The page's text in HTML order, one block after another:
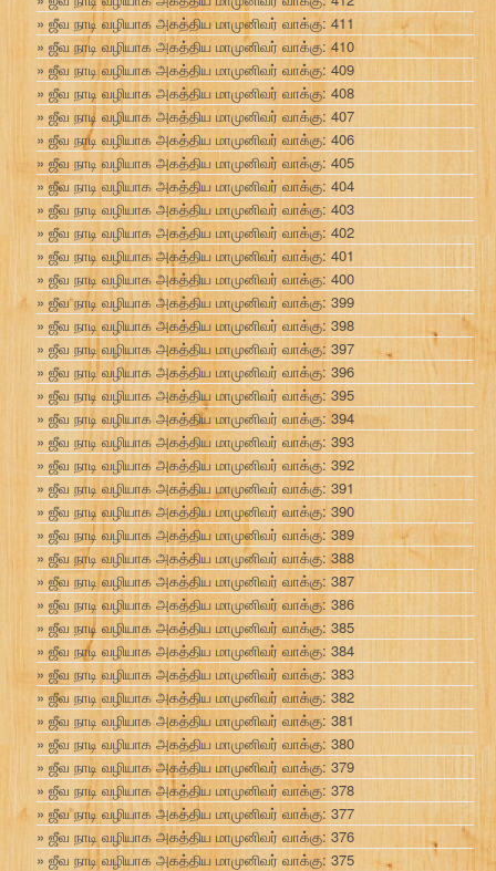
ஜீவ நாடி வழியாக அகத்திய மாமுனிவர் வாக்கு: 411
ஜீவ நாடி வழியாக அகத்திய மாமுனிவர் வாக்கு: 410
ஜீவ நாடி வழியாக அகத்திய மாமுனிவர் வாக்கு: 409
ஜீவ நாடி வழியாக அகத்திய மாமுனிவர் வாக்கு: 408
ஜீவ நாடி வழியாக அகத்திய மாமுனிவர் வாக்கு: 407
ஜீவ நாடி வழியாக அகத்திய மாமுனிவர் வாக்கு: 406
ஜீவ நாடி வழியாக அகத்திய மாமுனிவர் வாக்கு: 405
ஜீவ நாடி வழியாக அகத்திய மாமுனிவர் வாக்கு: 404
ஜீவ நாடி வழியாக அகத்திய மாமுனிவர் வாக்கு: 403
ஜீவ நாடி வழியாக அகத்திய மாமுனிவர் வாக்கு: 402
ஜீவ நாடி வழியாக அகத்திய மாமுனிவர் வாக்கு: 401
ஜீவ நாடி வழியாக அகத்திய மாமுனிவர் வாக்கு: 400
ஜீவ நாடி வழியாக அகத்திய மாமுனிவர் வாக்கு: 399
ஜீவ நாடி வழியாக அகத்திய மாமுனிவர் வாக்கு: 398
ஜீவ நாடி வழியாக அகத்திய மாமுனிவர் வாக்கு: 397
ஜீவ நாடி வழியாக அகத்திய மாமுனிவர் வாக்கு: 396
ஜீவ நாடி வழியாக அகத்திய மாமுனிவர் வாக்கு: 395
ஜீவ நாடி வழியாக அகத்திய மாமுனிவர் வாக்கு: 394
ஜீவ நாடி வழியாக அகத்திய மாமுனிவர் வாக்கு: 393
ஜீவ நாடி வழியாக அகத்திய மாமுனிவர் வாக்கு: 392
ஜீவ நாடி வழியாக அகத்திய மாமுனிவர் வாக்கு: 391
ஜீவ நாடி வழியாக அகத்திய மாமுனிவர் வாக்கு: 390
ஜீவ நாடி வழியாக அகத்திய மாமுனிவர் வாக்கு: 389
ஜீவ நாடி வழியாக அகத்திய மாமுனிவர் வாக்கு: 388
ஜீவ நாடி வழியாக அகத்திய மாமுனிவர் வாக்கு: 387
ஜீவ நாடி வழியாக அகத்திய மாமுனிவர் வாக்கு: 386
ஜீவ நாடி வழியாக அகத்திய மாமுனிவர் வாக்கு: 385
ஜீவ நாடி வழியாக அகத்திய மாமுனிவர் வாக்கு: 384
ஜீவ நாடி வழியாக அகத்திய மாமுனிவர் வாக்கு: 383
ஜீவ நாடி வழியாக அகத்திய மாமுனிவர் வாக்கு: 382
ஜீவ நாடி வழியாக அகத்திய மாமுனிவர் வாக்கு: 381
ஜீவ நாடி வழியாக அகத்திய மாமுனிவர் வாக்கு: 380
ஜீவ நாடி வழியாக அகத்திய மாமுனிவர் வாக்கு: 379
ஜீவ நாடி வழியாக அகத்திய மாமுனிவர் வாக்கு: 378
ஜீவ நாடி வழியாக அகத்திய மாமுனிவர் வாக்கு: 377
ஜீவ நாடி வழியாக அகத்திய மாமுனிவர் வாக்கு: 376
ஜீவ நாடி வழியாக அகத்திய மாமுனிவர் வாக்கு: 375